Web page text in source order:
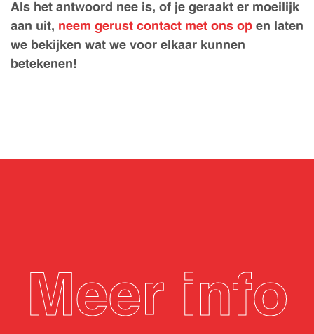
Als het antwoord nee is, of je geraakt er moeilijk
aan uit, neem gerust contact met ons op en laten
we bekijken wat we voor elkaar kunnen
betekenen!
Meer info